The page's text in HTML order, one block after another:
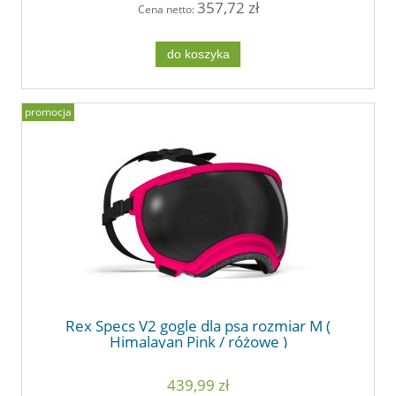
Cena netto:357,72 zł
do koszyka
Rex Specs V2 gogle dla psa rozmiar M (
Himalayan Pink / różowe )
439,99 zł
promocja